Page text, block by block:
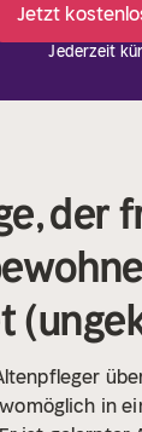
Jetzt
Jederzeit
der
in